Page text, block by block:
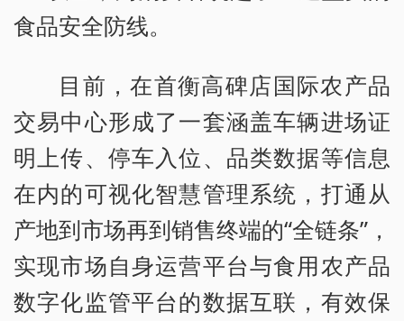
食品安全防线。
目前，在首衡高碑店国际农产品
交易中心形成了一套涵盖车辆进场证
明上传、停车入位、品类数据等信息
在内的可视化智慧管理系统，打通从
产地到市场再到销售终端的“全链条”，
实现市场自身运营平台与食用农产品
数字化监管平台的数据互联，有效保